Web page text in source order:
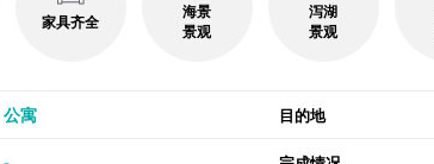
家具齐全
海景
景观
泻湖
景观
公寓 目的地